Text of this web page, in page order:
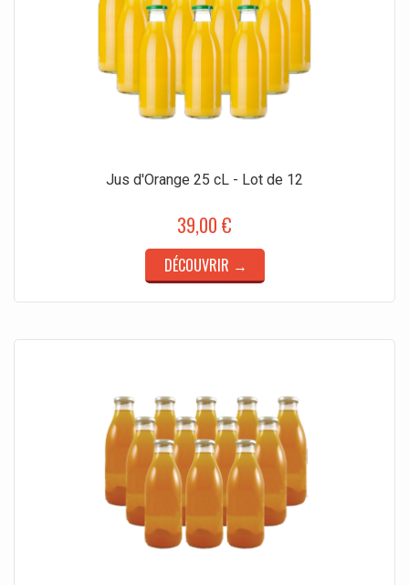
Jus d'Orange 25 cL - Lot de 12
39,00 €
DÉCOUVRIR →